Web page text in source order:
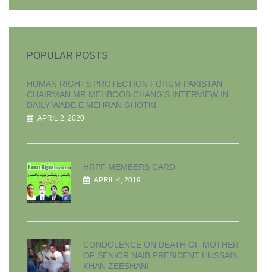
POPULAR POSTS
HUMAN RIGHTS PROTECTION FORUM PAKISTAN
CHAIRMAN MR MEHBOOB CHANG’S INTERVIEW IN
DAILY WADE E MEHRAN GHOTKI
APRIL 2, 2020
HRPF MEMBERS CARD
APRIL 4, 2019
CONDOLENCE ON DEATH OF MOTHER
OF SENIOR NAIB PRESIDENT HUSSAIN
KHAN ZEESHANI